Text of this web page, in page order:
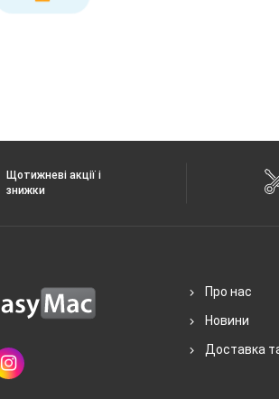
Щотижневі акції і
знижки
Про нас
Новини
Доставка